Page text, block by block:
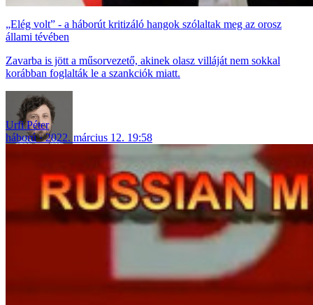
„Elég volt” - a háborút kritizáló hangok szólaltak meg az orosz
állami tévében
Zavarba is jött a műsorvezető, akinek olasz villáját nem sokkal
korábban foglalták le a szankciók miatt.
Urfi Péter
háború
2022. március 12. 19:58